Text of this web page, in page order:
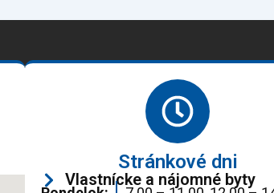
Stránkové dni
Vlastnícke a nájomné byty